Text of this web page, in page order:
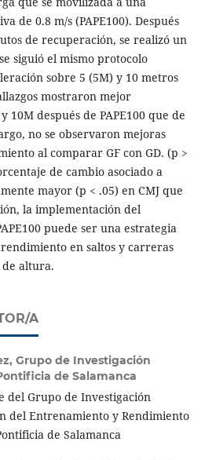
de 0.8 m/s (PAPE100). Después
de recuperación, se realizó un
siguió el mismo protocolo
sobre 5 (5M) y 10 metros
mostraron mejor
10M después de PAPE100 que de
no se observaron mejoras
al comparar GF con GD. (p >
de cambio asociado a
mayor (p < .05) en CMJ que
la implementación del
puede ser una estrategia
en saltos y carreras
de altura.
A
Grupo de Investigación
de Salamanca
del Grupo de Investigación
del Entrenamiento y Rendimiento
de Salamanca